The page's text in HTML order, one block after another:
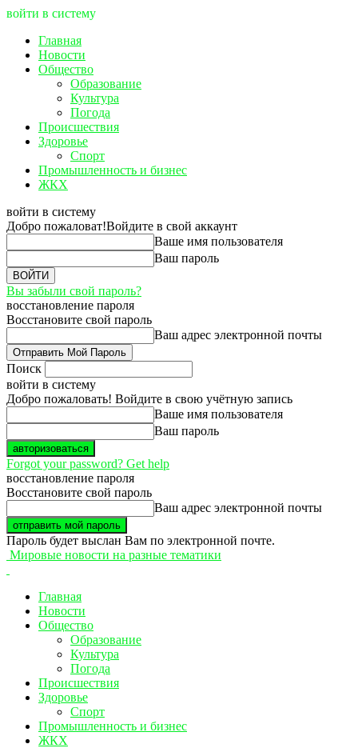
войти в систему
Главная
Новости
Общество
Образование
Культура
Погода
Происшествия
Здоровье
Спорт
Промышленность и бизнес
ЖКХ
войти в систему
Добро пожаловат!Войдите в свой аккаунт
Ваше имя пользователя
Ваш пароль
Вы забыли свой пароль?
восстановление пароля
Восстановите свой пароль
Ваш адрес электронной почты
Поиск
войти в систему
Добро пожаловать! Войдите в свою учётную запись
Ваше имя пользователя
Ваш пароль
Forgot your password? Get help
восстановление пароля
Восстановите свой пароль
Ваш адрес электронной почты
Пароль будет выслан Вам по электронной почте.
Мировые новости на разные тематики
Главная
Новости
Общество
Образование
Культура
Погода
Происшествия
Здоровье
Спорт
Промышленность и бизнес
ЖКХ